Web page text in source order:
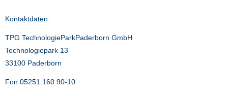
Kontaktdaten:
TPG TechnologieParkPaderborn GmbH
Technologiepark 13
33100 Paderborn
Fon 05251.160 90-10